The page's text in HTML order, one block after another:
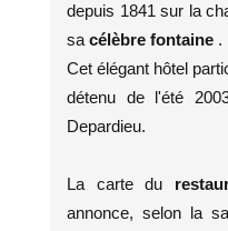
depuis 1841 sur la
sa célèbre fontaine .
Cet élégant hôtel
détenu de l'été
Depardieu.
La carte du
annonce, selon la